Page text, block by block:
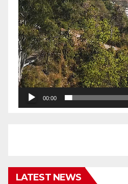
00:00
LATEST NEWS